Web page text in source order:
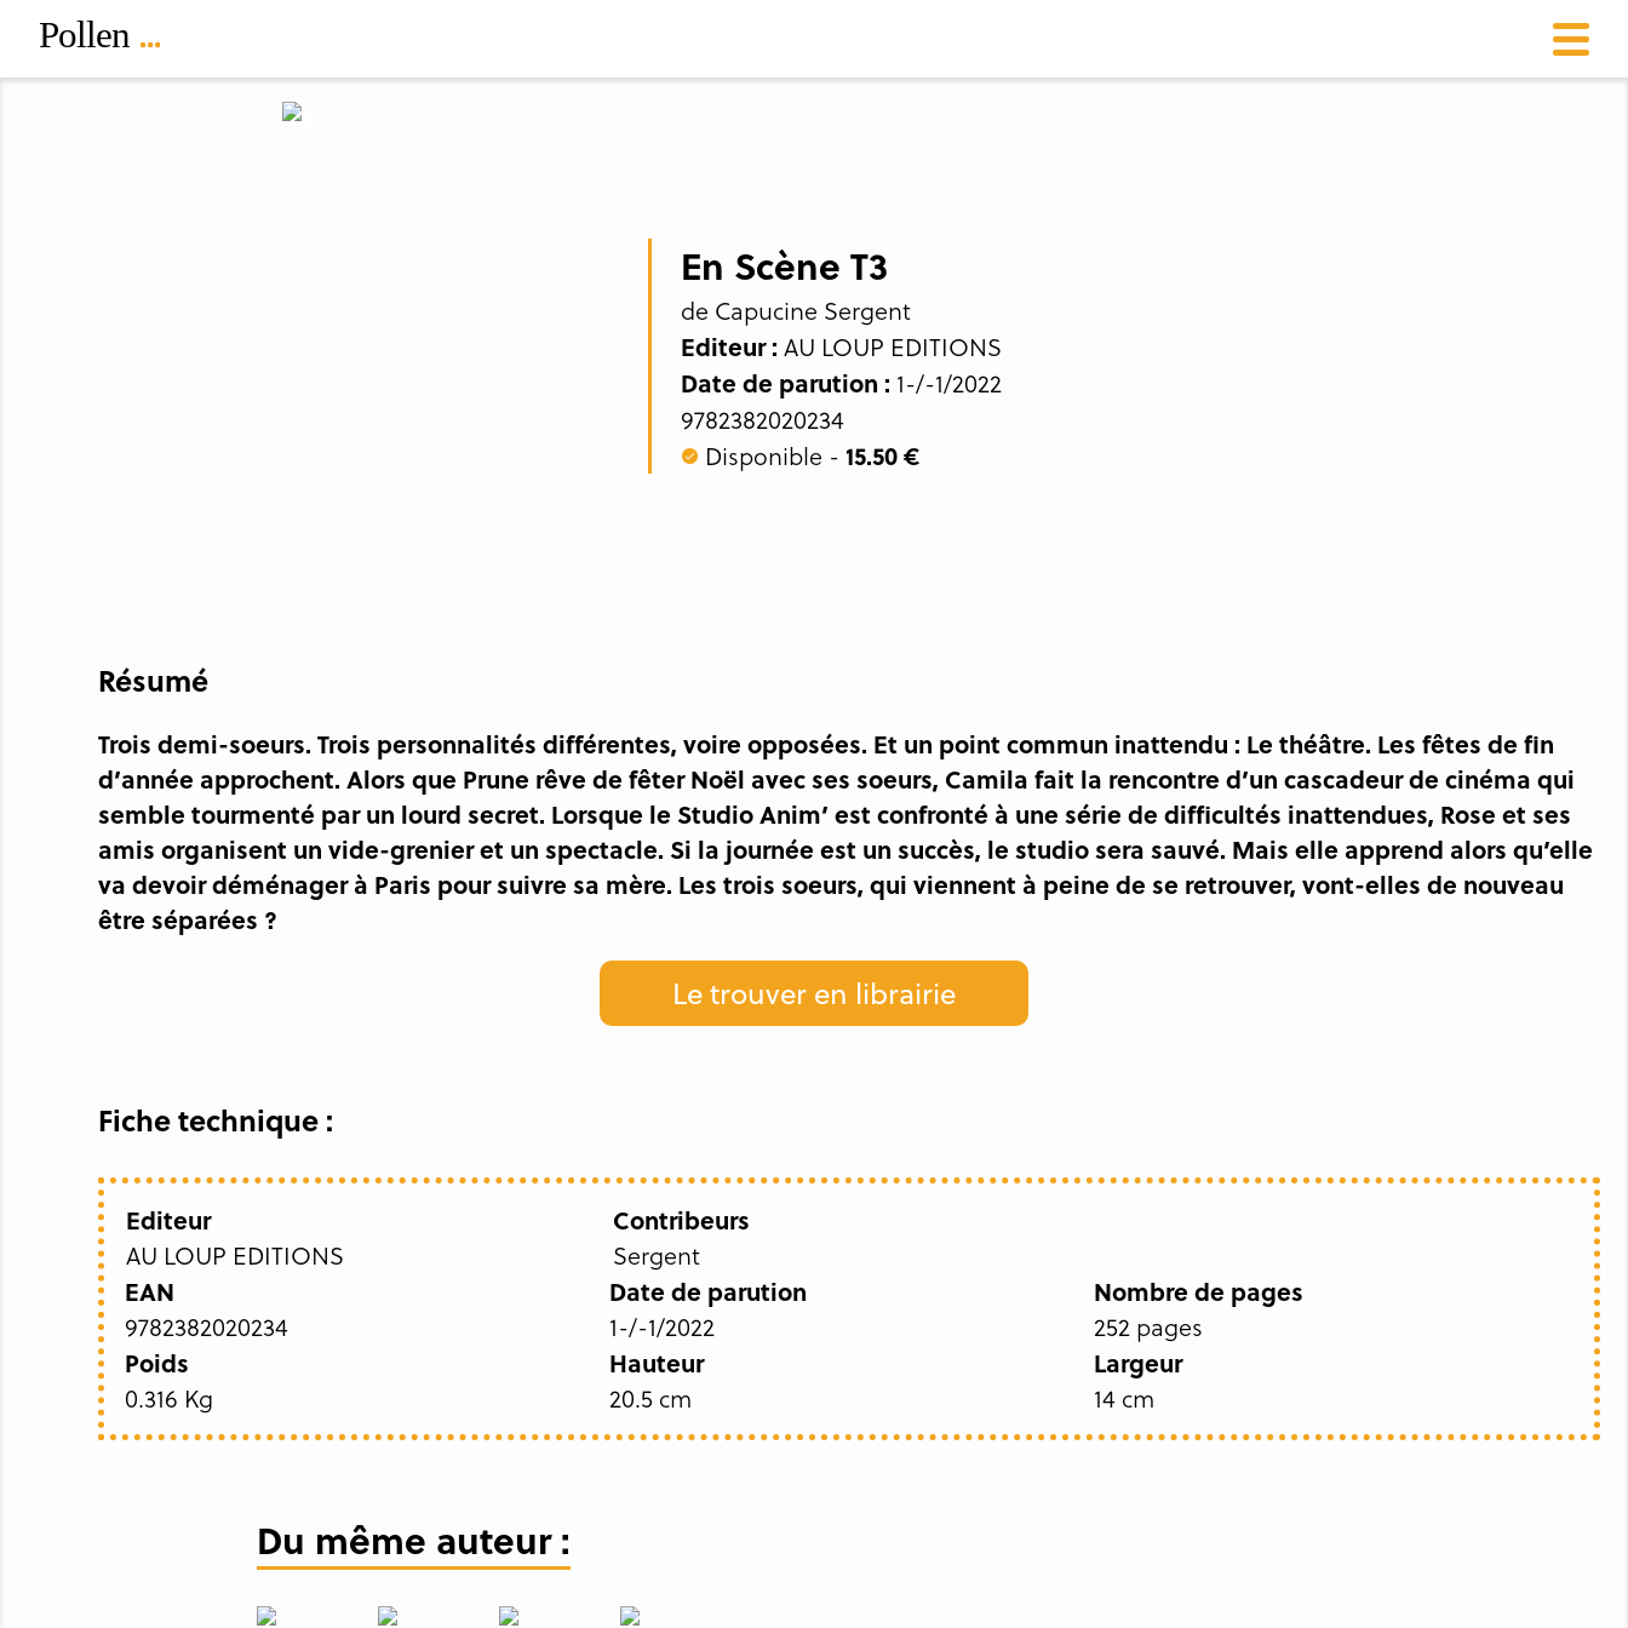
En Scène T3
de Capucine Sergent
Editeur : AU LOUP EDITIONS
Date de parution : 1-/-1/2022
9782382020234
Disponible - 15.50 €
Résumé
Trois demi-soeurs. Trois personnalités différentes, voire opposées. Et un point commun inattendu : Le théâtre. Les fêtes de fin
d’année approchent. Alors que Prune rêve de fêter Noël avec ses soeurs, Camila fait la rencontre d’un cascadeur de cinéma qui
semble tourmenté par un lourd secret. Lorsque le Studio Anim’ est confronté à une série de difficultés inattendues, Rose et ses
amis organisent un vide-grenier et un spectacle. Si la journée est un succès, le studio sera sauvé. Mais elle apprend alors qu’elle
va devoir déménager à Paris pour suivre sa mère. Les trois soeurs, qui viennent à peine de se retrouver, vont-elles de nouveau
être séparées ?
Le trouver en librairie
Fiche technique :
Editeur
AU LOUP EDITIONS
Contribeurs
Sergent
EAN
9782382020234
Date de parution
1-/-1/2022
Nombre de pages
252 pages
Poids
0.316 Kg
Hauteur
20.5 cm
Largeur
14 cm
Du même auteur :